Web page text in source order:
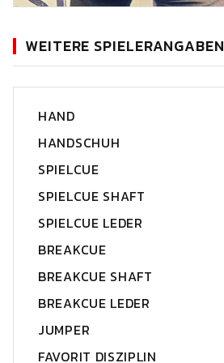
WEITERE SPIELERANGABEN
HAND
HANDSCHUH
SPIELCUE
SPIELCUE SHAFT
SPIELCUE LEDER
BREAKCUE
BREAKCUE SHAFT
BREAKCUE LEDER
JUMPER
FAVORIT DISZIPLIN